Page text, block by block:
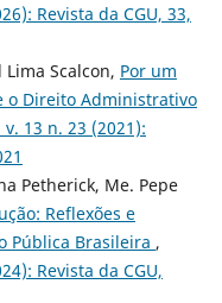
Revista da CGU, 33,
Scalcon, Por um
o Direito Administrativo
v. 13 n. 23 (2021):
Petherick, Me. Pepe
Reflexões e
Pública Brasileira ,
Revista da CGU,